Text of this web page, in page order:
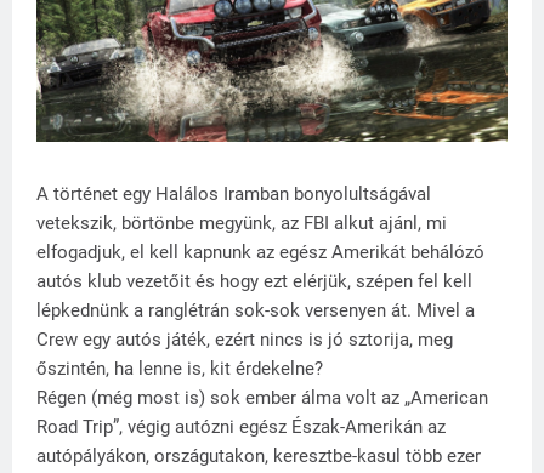
A történet egy Halálos Iramban bonyolultságával
vetekszik, börtönbe megyünk, az FBI alkut ajánl, mi
elfogadjuk, el kell kapnunk az egész Amerikát behálózó
autós klub vezetőit és hogy ezt elérjük, szépen fel kell
lépkednünk a ranglétrán sok-sok versenyen át. Mivel a
Crew egy autós játék, ezért nincs is jó sztorija, meg
őszintén, ha lenne is, kit érdekelne?
Régen (még most is) sok ember álma volt az „American
Road Trip”, végig autózni egész Észak-Amerikán az
autópályákon, országutakon, keresztbe-kasul több ezer